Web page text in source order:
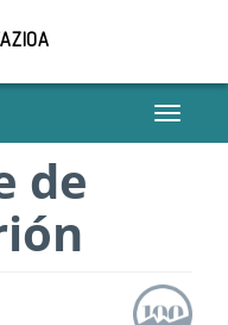
Toggle
de